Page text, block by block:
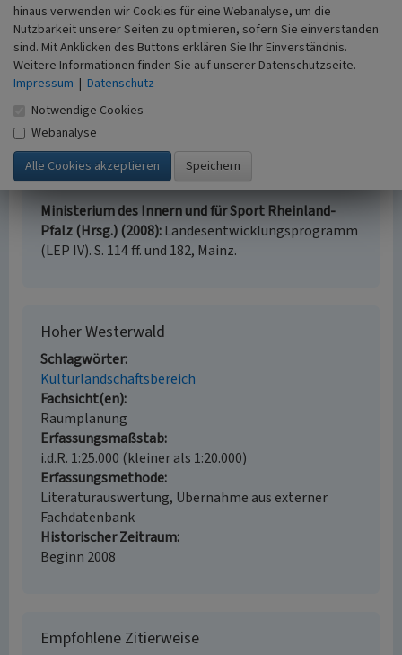
Kulturlandschaft des Hohen Westerwaldes mit
besonderer Prägung und Wahrnehmbarkeit durch die
historische Weiherwirtschaft, die in Rheinland-Pfalz
einzigartig ist.
(Sylvia Götz, Struktur- und Genehmigungsdirektion Süd,
2019)
Literatur
Ministerium des Innern und für Sport Rheinland-
Pfalz (Hrsg.) (2008) Landesentwicklungsprogramm
(LEP IV). S. 114 ff. und 182, Mainz.
Hoher Westerwald
Schlagwörter
Kulturlandschaftsbereich
Fachsicht(en)
Raumplanung
Erfassungsmaßstab
i.d.R. 1:25.000 (kleiner als 1:20.000)
Erfassungsmethode
Literaturauswertung, Übernahme aus externer
Fachdatenbank
Historischer Zeitraum
Beginn 2008
Empfohlene Zitierweise
hinaus verwenden wir Cookies für eine Webanalyse, um die
Nutzbarkeit unserer Seiten zu optimieren, sofern Sie einverstanden
sind. Mit Anklicken des Buttons erklären Sie Ihr Einverständnis.
Weitere Informationen finden Sie auf unserer Datenschutzseite.
Impressum | Datenschutz
Notwendige Cookies
Webanalyse